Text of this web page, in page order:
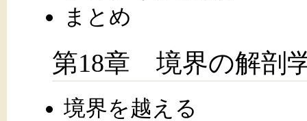
まとめ
第18章 境界の解剖
境界を越える